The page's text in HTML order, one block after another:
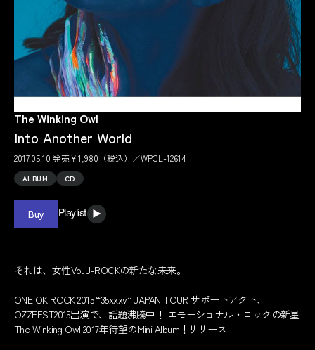
The Winking Owl
Into Another World
2017.05.10 発売￥1,980（税込）／WPCL-12614
ALBUM CD
Buy Playlist
それは、女性Vo. J-ROCKの新たな未来。
ONE OK ROCK 2015 “35xxxv” JAPAN TOUR サポートアクト、
OZZFEST2015出演で、話題沸騰中！ エモーショナル・ロックの新星
The Winking Owl 2017年待望のMini Album！リリース